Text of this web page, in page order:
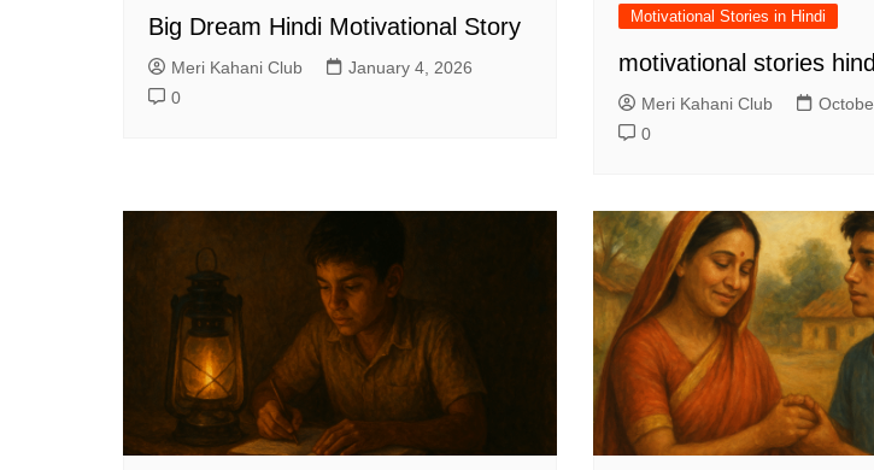
Big Dream Hindi Motivational Story
Meri Kahani Club
January 4, 2026
0
Motivational Stories in Hindi
motivational stories
Meri Kahani Club
0